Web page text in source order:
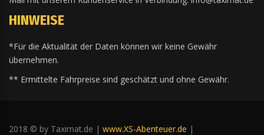
HINWEISE
*Für die Aktualität der Daten können wir keine Gewähr
übernehmen.
** Ermittelte Fahrpreise sind geschätzt und ohne Gewähr.
2018 © by Taximat.de | www.XS-Abenteuer.de |